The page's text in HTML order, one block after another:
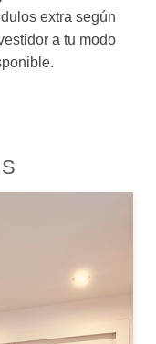
extra según
a tu modo